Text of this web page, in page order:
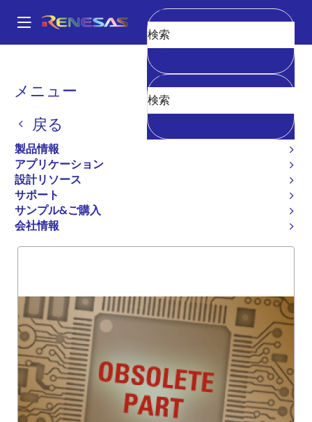
ン
Main
navigation
メニュー
戻る
製品情報
アプリケーション
設計リソース
サポート
サンプル&ご購入
会社情報
消去
パ
く
ず
54FCT652T
54FCT652T
廃止品
OCTAL TRANSCEIVER/REGISTER
概要